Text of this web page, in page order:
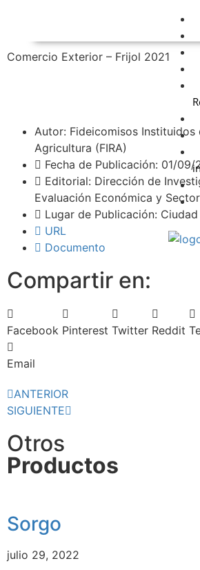
Comercio Exterior – Frijol 2021
Autor: Fideicomisos Instituidos
Agricultura (FIRA)
Fecha de Publicación: 01/09/
Editorial: Dirección de
Evaluación Económica y
Lugar de Publicación:
URL
Documento
Compartir en:
Facebook Pinterest Twitter Reddit
Email
ANTERIOR
SIGUIENTE
Otros
Productos
Sorgo
julio 29, 2022